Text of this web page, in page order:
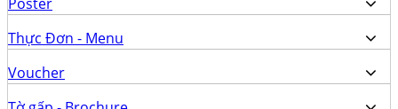
Thực Đơn - Menu
Voucher